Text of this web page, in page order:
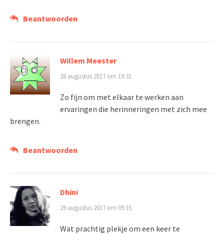
Beantwoorden
Willem Meester
28 augustus 2017 om 19:31
Zo fijn om met elkaar te werken aan
ervaringen die herinneringen met zich mee
brengen.
Beantwoorden
Dhini
29 augustus 2017 om 09:15
Wat prachtig plekje om een keer te